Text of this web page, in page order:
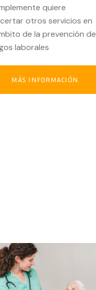
quiere
otros servicios en
de la prevención de
laborales
MÁS INFORMACIÓN